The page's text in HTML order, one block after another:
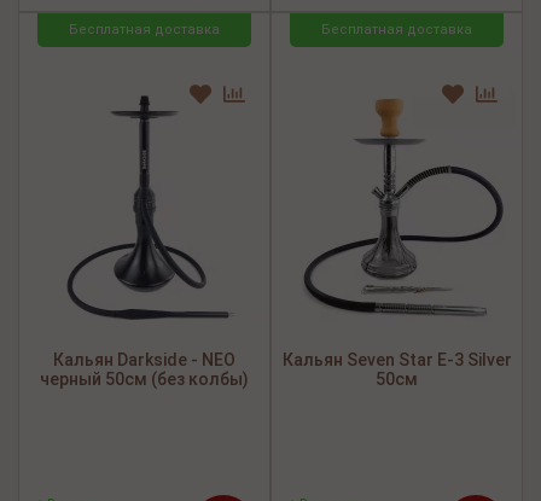
Бесплатная доставка
Кальян Darkside - NEO
черный 50см (без колбы)
Бесплатная доставка
Кальян Seven Star E-3 Silver
50см